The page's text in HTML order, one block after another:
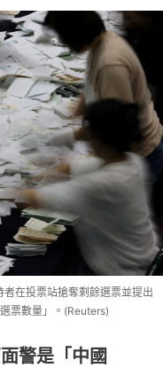
在投票站搶奪剩餘選票並提出
票數量」。(Reuters)
警是「中國